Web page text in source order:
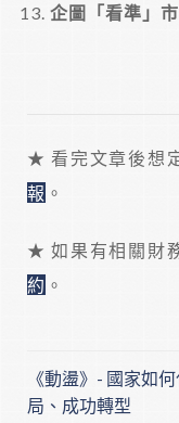
企圖「看準」
★ 看完文章後想
報 。
★ 如果有相關財
約 。
《動盪》- 國家如
局、成功轉型